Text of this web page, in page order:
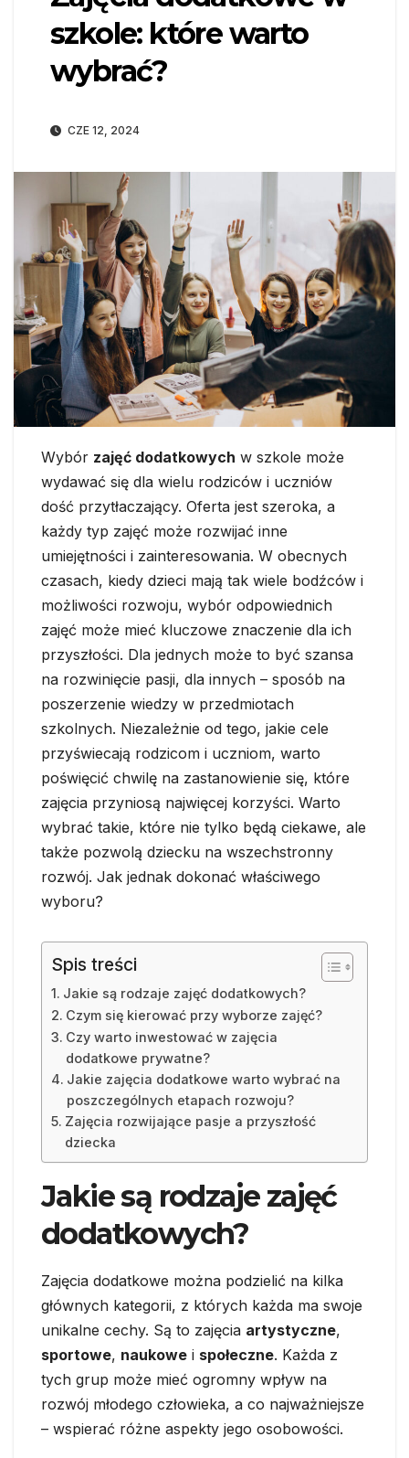
szkole: które warto
wybrać?
CZE 12, 2024
Wybór zajęć dodatkowych w szkole może
wydawać się dla wielu rodziców i uczniów
dość przytłaczający. Oferta jest szeroka, a
każdy typ zajęć może rozwijać inne
umiejętności i zainteresowania. W obecnych
czasach, kiedy dzieci mają tak wiele bodźców i
możliwości rozwoju, wybór odpowiednich
zajęć może mieć kluczowe znaczenie dla ich
przyszłości. Dla jednych może to być szansa
na rozwinięcie pasji, dla innych – sposób na
poszerzenie wiedzy w przedmiotach
szkolnych. Niezależnie od tego, jakie cele
przyświecają rodzicom i uczniom, warto
poświęcić chwilę na zastanowienie się, które
zajęcia przyniosą najwięcej korzyści. Warto
wybrać takie, które nie tylko będą ciekawe, ale
także pozwolą dziecku na wszechstronny
rozwój. Jak jednak dokonać właściwego
wyboru?
Spis treści
Jakie są rodzaje zajęć dodatkowych?
Czym się kierować przy wyborze zajęć?
Czy warto inwestować w zajęcia
dodatkowe prywatne?
Jakie zajęcia dodatkowe warto wybrać na
poszczególnych etapach rozwoju?
Zajęcia rozwijające pasje a przyszłość
dziecka
Jakie są rodzaje zajęć
dodatkowych?
Zajęcia dodatkowe można podzielić na kilka
głównych kategorii, z których każda ma swoje
unikalne cechy. Są to zajęcia artystyczne,
sportowe, naukowe i społeczne. Każda z
tych grup może mieć ogromny wpływ na
rozwój młodego człowieka, a co najważniejsze
– wspierać różne aspekty jego osobowości.